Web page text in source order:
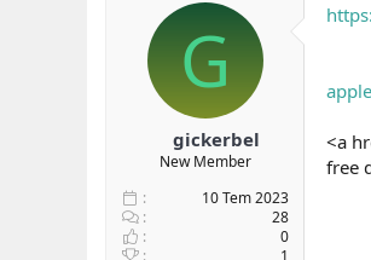
G
gickerbel
New Member
10 Tem 2023
28
0
1
<a
free